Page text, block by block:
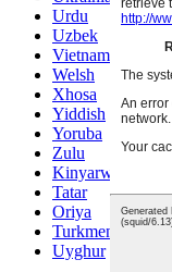
Urdu
Uzbek
Vietnamese
Welsh
Xhosa
Yiddish
Yoruba
Zulu
Kinyarwanda
Tatar
Oriya
Turkmen
Uyghur